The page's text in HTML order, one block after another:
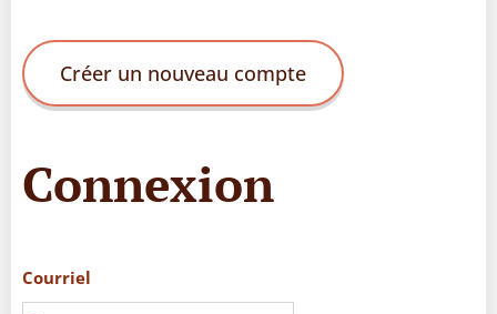
Créer un nouveau compte
Connexion
Courriel